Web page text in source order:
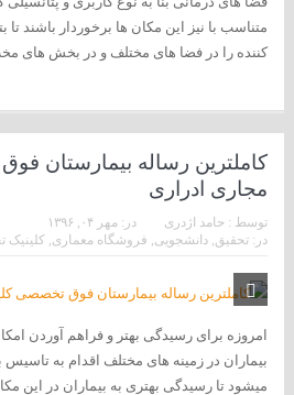
متناسب با نیز این مکان ها برخوردار باشند تا
کننده را در فضا های مختلف و در بخش های
کاملترین رساله بیمارستان
مجاری ادراری
توسط : حامد اژدری در: مهر ۰۴, ۱۳۹۶
در: تحقیق, دانشجویی, فروشگاه معماری,
امروزه برای رسیدگی بهتر و فراهم آوردن
بیماران در زمینه های مختلف اقدام به
میشود تا رسیدگی بهتری به بیماران در این